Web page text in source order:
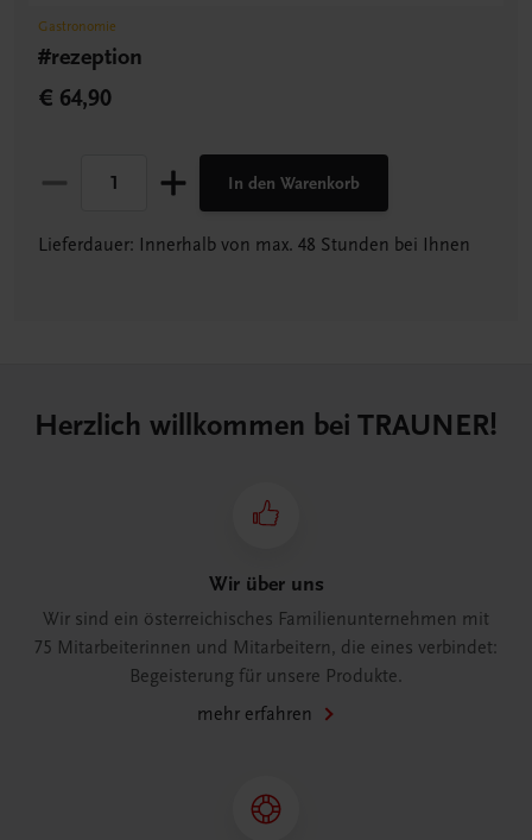
Gastronomie
#rezeption
€ 64,90
In den Warenkorb
Lieferdauer: Innerhalb von max. 48 Stunden bei Ihnen
Herzlich willkommen bei TRAUNER!
Wir über uns
Wir sind ein österreichisches Familienunternehmen mit
75 Mitarbeiterinnen und Mitarbeitern, die eines verbindet:
Begeisterung für unsere Produkte.
mehr erfahren